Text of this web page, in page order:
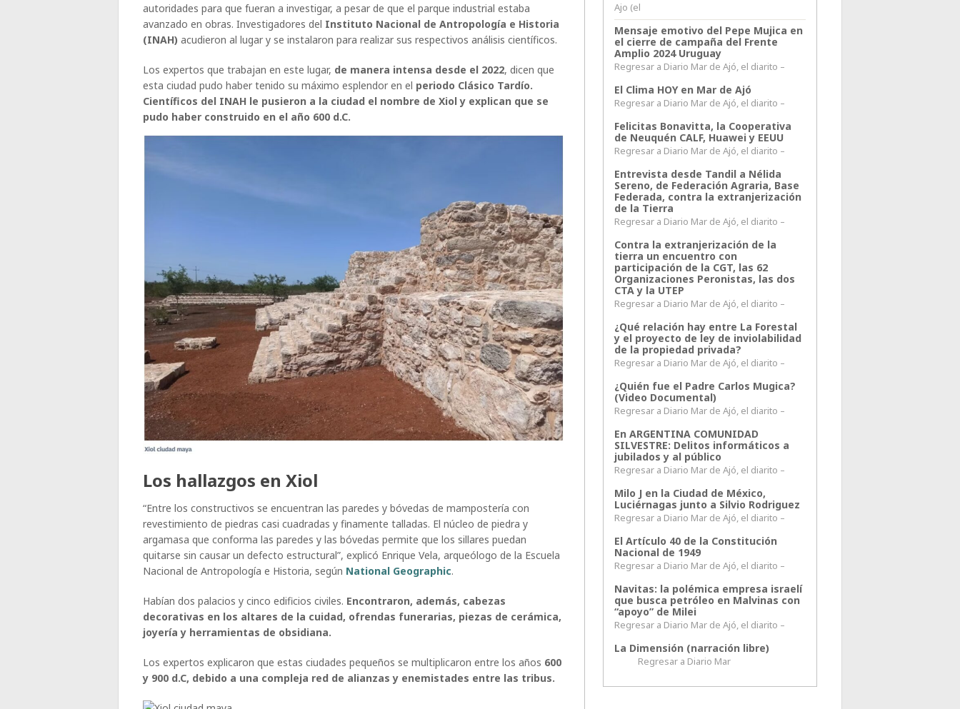
autoridades para que fueran a investigar, a pesar de que el parque industrial estaba
avanzado en obras. Investigadores del Instituto Nacional de Antropología e Historia
(INAH) acudieron al lugar y se instalaron para realizar sus respectivos análisis científicos.
Los expertos que trabajan en este lugar, de manera intensa desde el 2022, dicen que
esta ciudad pudo haber tenido su máximo esplendor en el periodo Clásico Tardío.
Científicos del INAH le pusieron a la ciudad el nombre de Xiol y explican que se
pudo haber construido en el año 600 d.C.
Los hallazgos en Xiol
“Entre los constructivos se encuentran las paredes y bóvedas de mampostería con
revestimiento de piedras casi cuadradas y finamente talladas. El núcleo de piedra y
argamasa que conforma las paredes y las bóvedas permite que los sillares puedan
quitarse sin causar un defecto estructural”, explicó Enrique Vela, arqueólogo de la Escuela
Nacional de Antropología e Historia, según National Geographic.
Habían dos palacios y cinco edificios civiles. Encontraron, además, cabezas
decorativas en los altares de la cuidad, ofrendas funerarias, piezas de cerámica,
joyería y herramientas de obsidiana.
Los expertos explicaron que estas ciudades pequeños se multiplicaron entre los años 600
y 900 d.C, debido a una compleja red de alianzas y enemistades entre las tribus.
Ajo (el
Mensaje emotivo del Pepe Mujica en
el cierre de campaña del Frente
Amplio 2024 Uruguay
Regresar a Diario Mar de Ajó, el diarito –
El Clima HOY en Mar de Ajó
Regresar a Diario Mar de Ajó, el diarito –
Felicitas Bonavitta, la Cooperativa
de Neuquén CALF, Huawei y EEUU
Regresar a Diario Mar de Ajó, el diarito –
Entrevista desde Tandil a Nélida
Sereno, de Federación Agraria, Base
Federada, contra la extranjerización
de la Tierra
Regresar a Diario Mar de Ajó, el diarito –
Contra la extranjerización de la
tierra un encuentro con
participación de la CGT, las 62
Organizaciones Peronistas, las dos
CTA y la UTEP
Regresar a Diario Mar de Ajó, el diarito –
¿Qué relación hay entre La Forestal
y el proyecto de ley de inviolabilidad
de la propiedad privada?
Regresar a Diario Mar de Ajó, el diarito –
¿Quién fue el Padre Carlos Mugica?
(Video Documental)
Regresar a Diario Mar de Ajó, el diarito –
En ARGENTINA COMUNIDAD
SILVESTRE: Delitos informáticos a
jubilados y al público
Regresar a Diario Mar de Ajó, el diarito –
Milo J en la Ciudad de México,
Luciérnagas junto a Silvio Rodriguez
Regresar a Diario Mar de Ajó, el diarito –
El Artículo 40 de la Constitución
Nacional de 1949
Regresar a Diario Mar de Ajó, el diarito –
Navitas: la polémica empresa israelí
que busca petróleo en Malvinas con
“apoyo” de Milei
Regresar a Diario Mar de Ajó, el diarito –
La Dimensión (narración libre)
Regresar a Diario Mar